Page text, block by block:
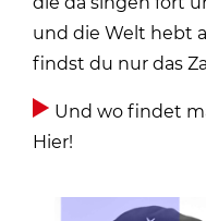
und die Welt hebt
findst du nur das
Und wo findet
Hier!